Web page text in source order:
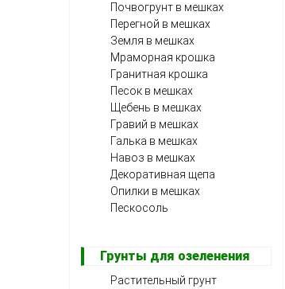
Почвогрунт в мешках
Перегной в мешках
Земля в мешках
Мраморная крошка
Гранитная крошка
Песок в мешках
Щебень в мешках
Гравий в мешках
Галька в мешках
Навоз в мешках
Декоративная щепа
Опилки в мешках
Пескосоль
Грунты для озеленения
Растительный грунт